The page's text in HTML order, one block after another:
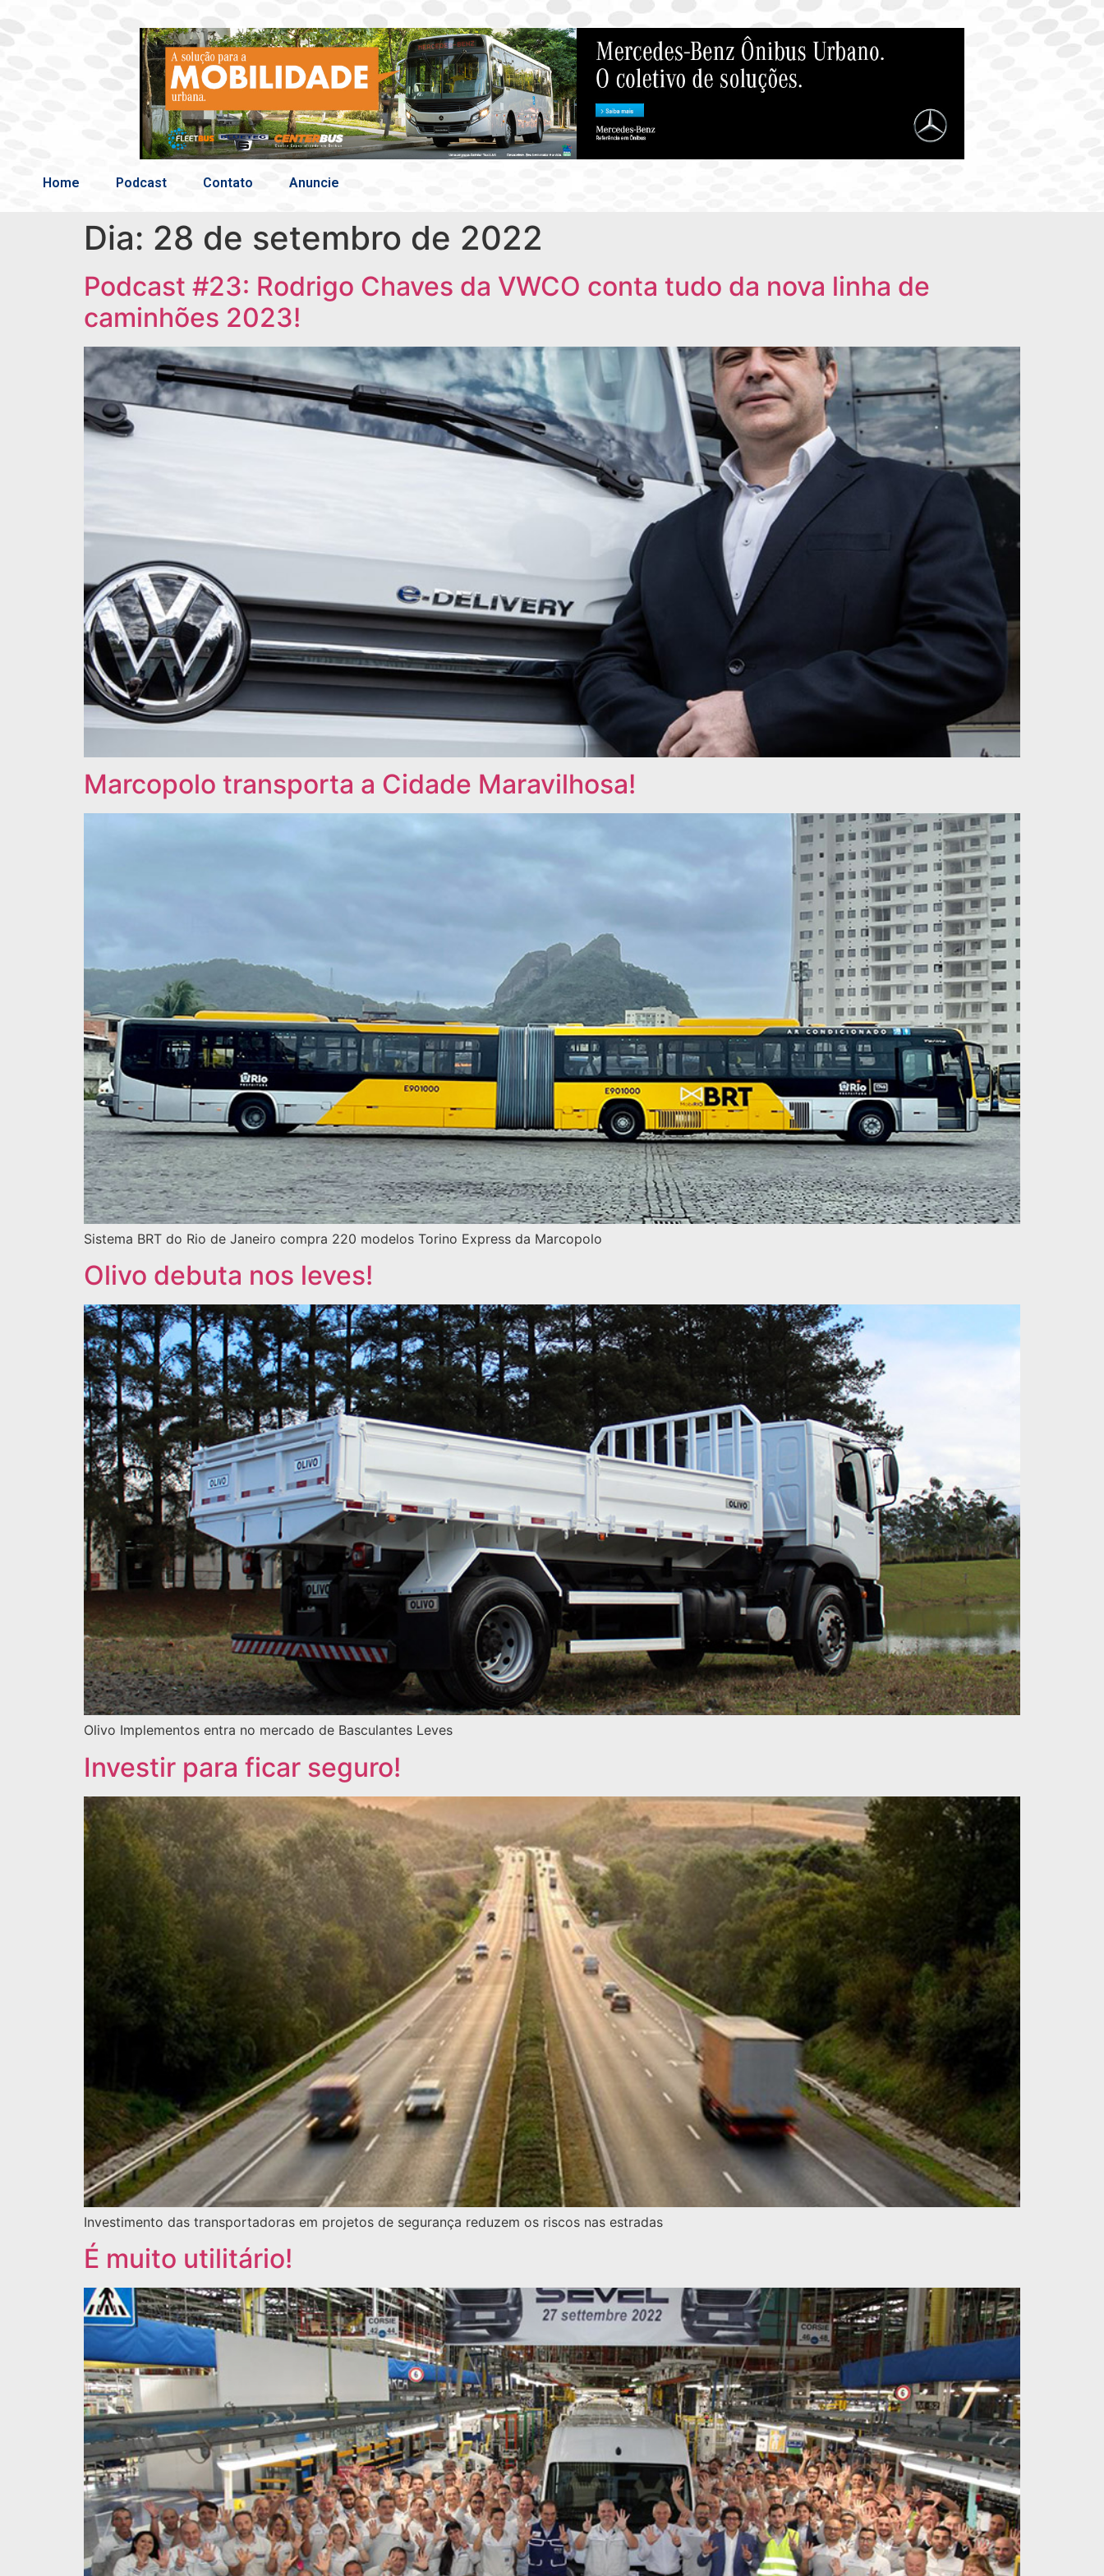
Home Podcast Contato Anuncie
Dia: 28 de setembro de 2022
Podcast #23: Rodrigo Chaves da VWCO conta tudo da nova linha de
caminhões 2023!
Marcopolo transporta a Cidade Maravilhosa!
Sistema BRT do Rio de Janeiro compra 220 modelos Torino Express da Marcopolo
Olivo debuta nos leves!
Olivo Implementos entra no mercado de Basculantes Leves
Investir para ficar seguro!
Investimento das transportadoras em projetos de segurança reduzem os riscos nas estradas
É muito utilitário!